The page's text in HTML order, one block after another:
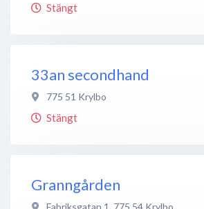
Stängt
33an secondhand
775 51 Krylbo
Stängt
Granngården
Fabriksgatan 1, 775 54 Krylbo